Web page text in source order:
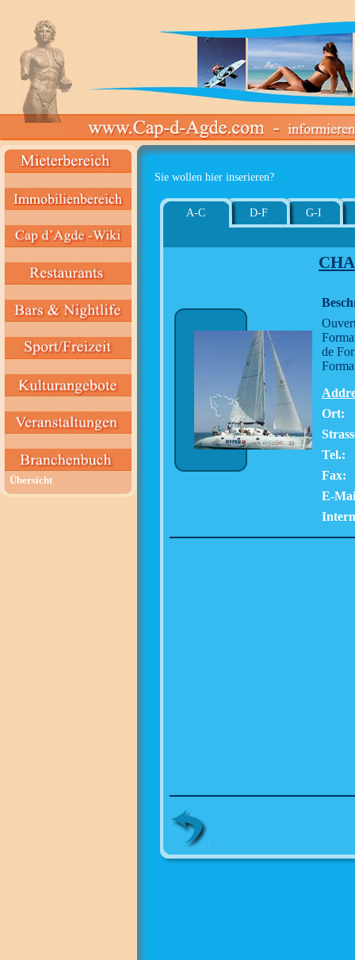
Übersicht
Sie wollen hier inserieren?
A-C D-F G-I
de
Ort:
Tel.:
Fax:
E-